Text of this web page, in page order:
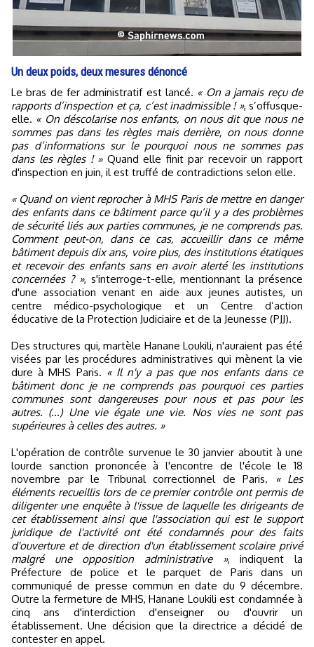
Un deux poids, deux mesures dénoncé
Le bras de fer administratif est lancé. « On a jamais reçu de
rapports d’inspection et ça, c’est inadmissible ! », s’offusque-
elle. « On déscolarise nos enfants, on nous dit que nous ne
sommes pas dans les règles mais derrière, on nous donne
pas d’informations sur le pourquoi nous ne sommes pas
dans les règles ! »Quand elle finit par recevoir un rapport
d'inspection en juin, il est truffé de contradictions selon elle.
« Quand on vient reprocher à MHS Paris de mettre en danger
des enfants dans ce bâtiment parce qu’il y a des problèmes
de sécurité liés aux parties communes, je ne comprends pas.
Comment peut-on, dans ce cas, accueillir dans ce même
bâtiment depuis dix ans, voire plus, des institutions étatiques
et recevoir des enfants sans en avoir alerté les institutions
concernées ? », s'interroge-t-elle, mentionnant la présence
d'une association venant en aide aux jeunes autistes, un
centre médico-psychologique et un Centre d’action
éducative de la Protection Judiciaire et de la Jeunesse (PJJ).
Des structures qui, martèle Hanane Loukili, n'auraient pas été
visées par les procédures administratives qui mènent la vie
dure à MHS Paris. « Il n'y a pas que nos enfants dans ce
bâtiment donc je ne comprends pas pourquoi ces parties
communes sont dangereuses pour nous et pas pour les
autres. (...) Une vie égale une vie. Nos vies ne sont pas
supérieures à celles des autres. »
L'opération de contrôle survenue le 30 janvier aboutit à une
lourde sanction prononcée à l'encontre de l'école le 18
novembre par le Tribunal correctionnel de Paris.
« Les
éléments recueillis lors de ce premier contrôle ont permis de
diligenter une enquête à l'issue de laquelle les dirigeants de
cet établissement ainsi que l'association qui est le support
juridique de l'activité ont été condamnés pour des faits
d'ouverture et de direction d'un établissement scolaire privé
malgré une opposition administrative », indiquent la
Préfecture de police et le parquet de Paris dans un
communiqué de presse commun en date du 9 décembre.
Outre la fermeture de MHS, Hanane Loukili est condamnée à
cinq ans d'interdiction d'enseigner ou d'ouvrir un
établissement. Une décision que la directrice a décidé de
contester en appel.